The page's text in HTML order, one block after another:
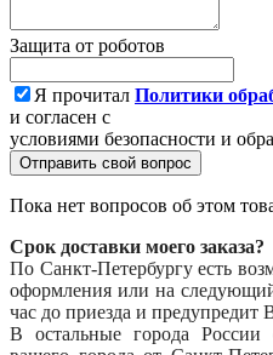
Защита от роботов
Я прочитал Политики
и согласен с
условиями безопасности и
Отправить свой вопрос
Пока нет вопросов об этом
Срок доставки моего заказа?
По Санкт-Петербургу есть
оформления или на
час до приезда и предупредит
В остальные города России